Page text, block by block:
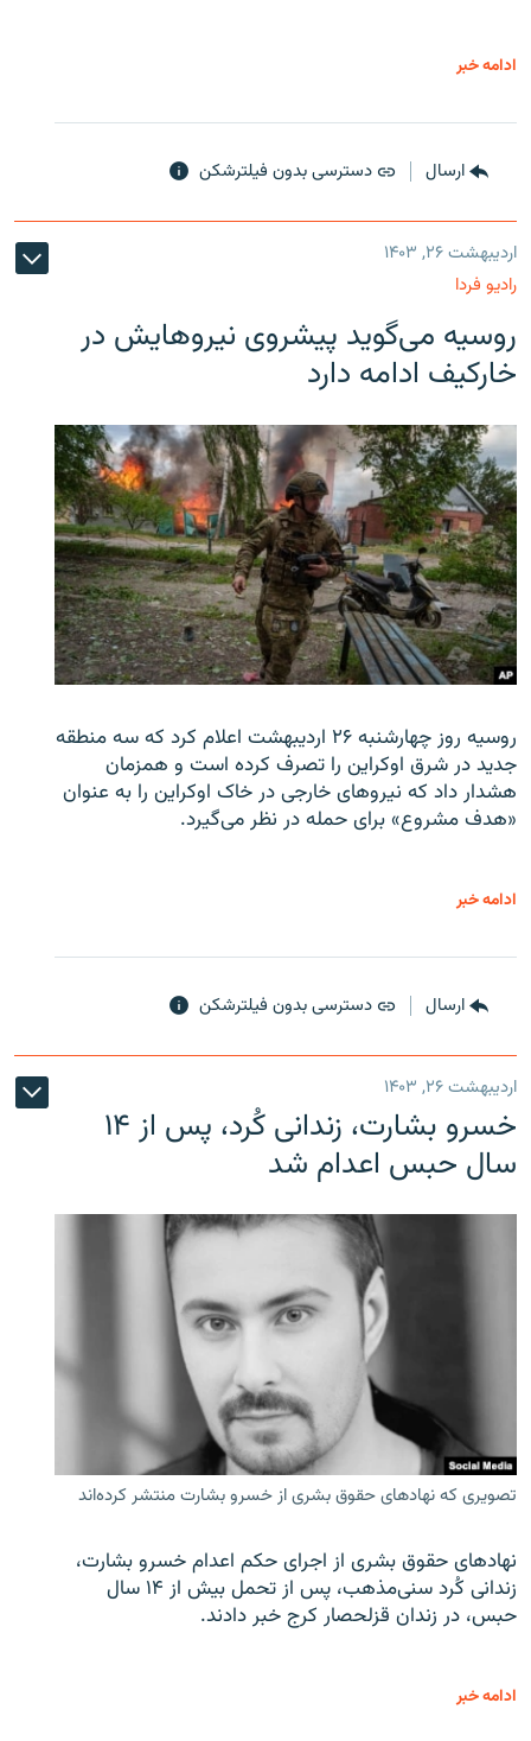
ادامه خبر
ارسال دسترسی بدون فیلترشکن
اردیبهشت ۲۶, ۱۴۰۳
رادیو فردا
روسیه می‌گوید پیشروی نیروهایش در
خارکیف ادامه دارد
روسیه روز چهارشنبه ۲۶ اردیبهشت اعلام کرد که سه منطقه
جدید در شرق اوکراین را تصرف کرده است و همزمان
هشدار داد که نیروهای خارجی در خاک اوکراین را به عنوان
«هدف مشروع» برای حمله در نظر می‌گیرد.
ادامه خبر
ارسال دسترسی بدون فیلترشکن
اردیبهشت ۲۶, ۱۴۰۳
خسرو بشارت، زندانی کُرد، پس از ۱۴
سال حبس اعدام شد
تصویری که نهادهای حقوق بشری از خسرو بشارت منتشر کرده‌اند
نهادهای حقوق بشری از اجرای حکم اعدام خسرو بشارت،
زندانی کُرد سنی‌مذهب، پس از تحمل بیش از ۱۴ سال
حبس، در زندان قزلحصار کرج خبر دادند.
ادامه خبر